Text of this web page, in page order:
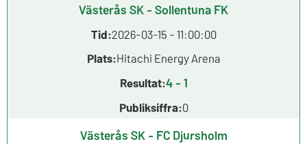
Västerås SK - Sollentuna FK
Tid:2026-03-15 - 11:00:00
Plats:Hitachi Energy Arena
Resultat:4 - 1
Publiksiffra:0
Västerås SK - FC Djursholm